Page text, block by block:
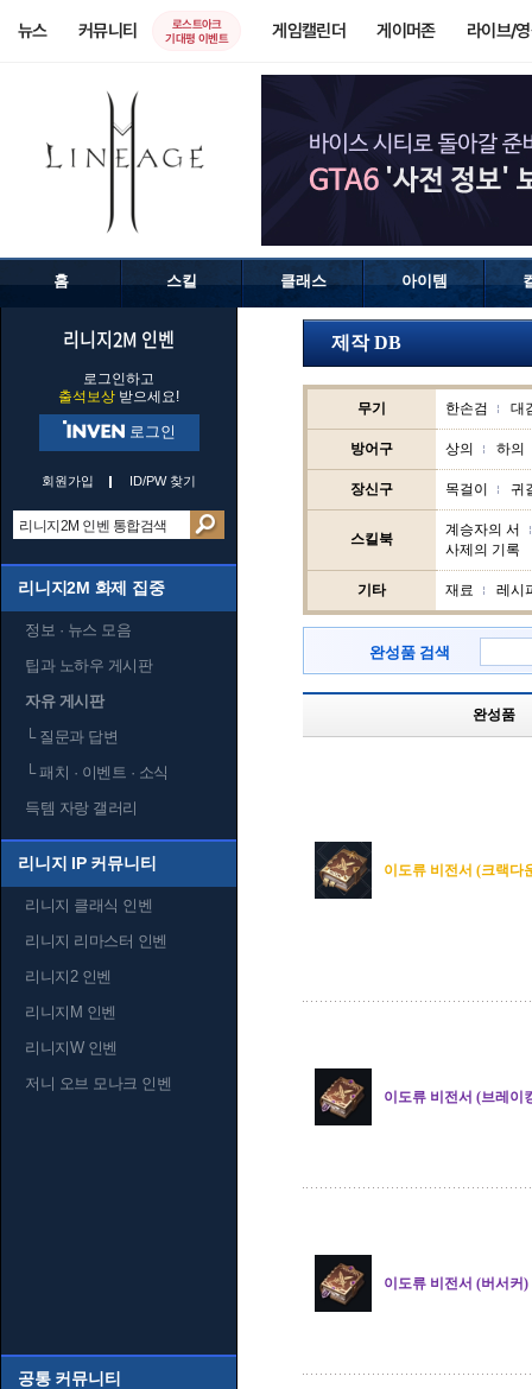
뉴스 커뮤니티
로스트아크
기대평 이벤트
게임캘린더 게이머존 라이브/
홈 스킬 클래스 아이템
리니지2M 인벤
로그인하고
출석보상 받으세요!
로그인
회원가입 ID/PW 찾기
리니지2M 화제 집중
정보 · 뉴스 모음
팁과 노하우 게시판
자유 게시판
└질문과 답변
└패치 · 이벤트 · 소식
득템 자랑 갤러리
리니지 IP 커뮤니티
리니지 클래식 인벤
리니지 리마스터 인벤
리니지2 인벤
리니지M 인벤
리니지W 인벤
저니 오브 모나크 인벤
공통 커뮤니티
제작 DB
무기 한손검 대
방어구 상의 하의
장신구 목걸이 귀
스킬북
계승자의 서
사제의 기록
기타 재료 레시
완성품 검색
완성품
이도류 비전서 (크랙다
이도류 비전서 (브레이
이도류 비전서 (버서커)